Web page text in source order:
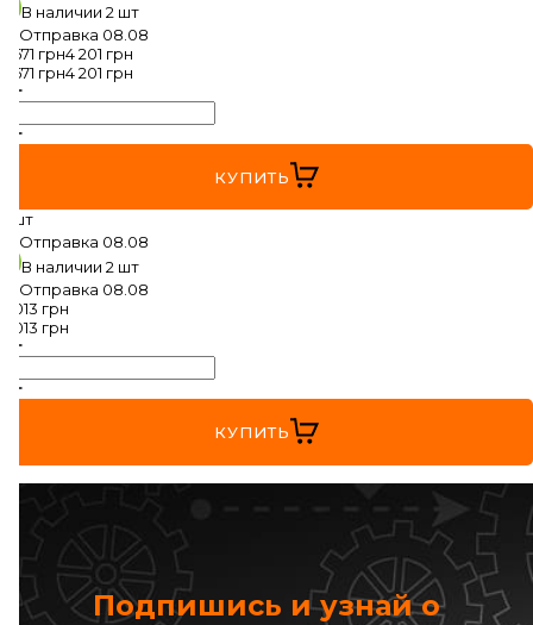
VW
ZEEKR
В наличии 2 шт
Отправка 08.08
3 571 грн4 201 грн
3 571 грн4 201 грн
КУПИТЬ
2 шт
Отправка 08.08
В наличии 2 шт
Отправка 08.08
4 013 грн
4 013 грн
КУПИТЬ
Подпишись и узнай о